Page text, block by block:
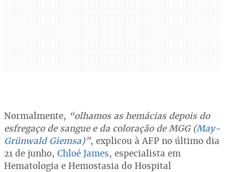
Normalmente, “olhamos as hemácias depois do
esfregaço de sangue e da coloração de MGG (May-
Grünwald Giemsa)”, explicou à AFP no último dia
21 de junho, Chloé James, especialista em
Hematologia e Hemostasia do Hospital